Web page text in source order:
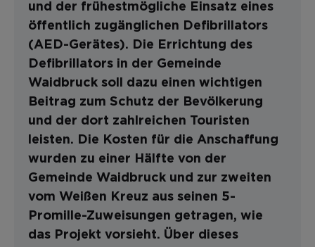
und der frühestmögliche Einsatz eines
öffentlich zugänglichen Defibrillators
(AED-Gerätes). Die Errichtung des
Defibrillators in der Gemeinde
Waidbruck soll dazu einen wichtigen
Beitrag zum Schutz der Bevölkerung
und der dort zahlreichen Touristen
leisten. Die Kosten für die Anschaffung
wurden zu einer Hälfte von der
Gemeinde Waidbruck und zur zweiten
vom Weißen Kreuz aus seinen 5-
Promille-Zuweisungen getragen, wie
das Projekt vorsieht. Über dieses